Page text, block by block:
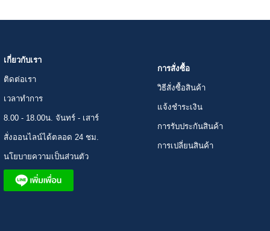
เกี่ยวกับเรา
ติดต่อเรา
เวลาทำการ
8.00 - 18.00น. จันทร์ - เสาร์
สั่งออนไลน์ได้ตลอด 24 ชม.
นโยบายความเป็นส่วนตัว
การสั่งซื้อ
วิธีสั่งซื้อสินค้า
แจ้งชำระเงิน
การรับประกันสินค้า
การเปลี่ยนสินค้า